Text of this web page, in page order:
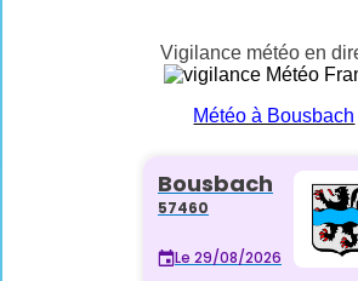
Vigilance météo en
Météo à Bousbach